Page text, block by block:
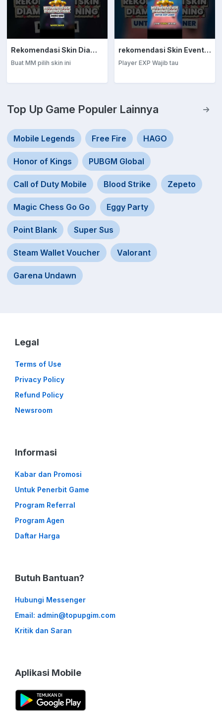
Rekomendasi Skin Diamond Kuning: Marksman
Buat MM pilih skin ini
rekomendasi Skin Event Diamond Kuning: EXP Laner
Player EXP Wajib tau
Top Up Game Populer Lainnya
Mobile Legends Free Fire HAGO
Honor of Kings PUBGM Global
Call of Duty Mobile Blood Strike Zepeto
Magic Chess Go Go Eggy Party
Point Blank Super Sus
Steam Wallet Voucher Valorant
Garena Undawn
Legal
Terms of Use
Privacy Policy
Refund Policy
Newsroom
Informasi
Kabar dan Promosi
Untuk Penerbit Game
Program Referral
Program Agen
Daftar Harga
Butuh Bantuan?
Hubungi Messenger
Email: admin@topupgim.com
Kritik dan Saran
Aplikasi Mobile